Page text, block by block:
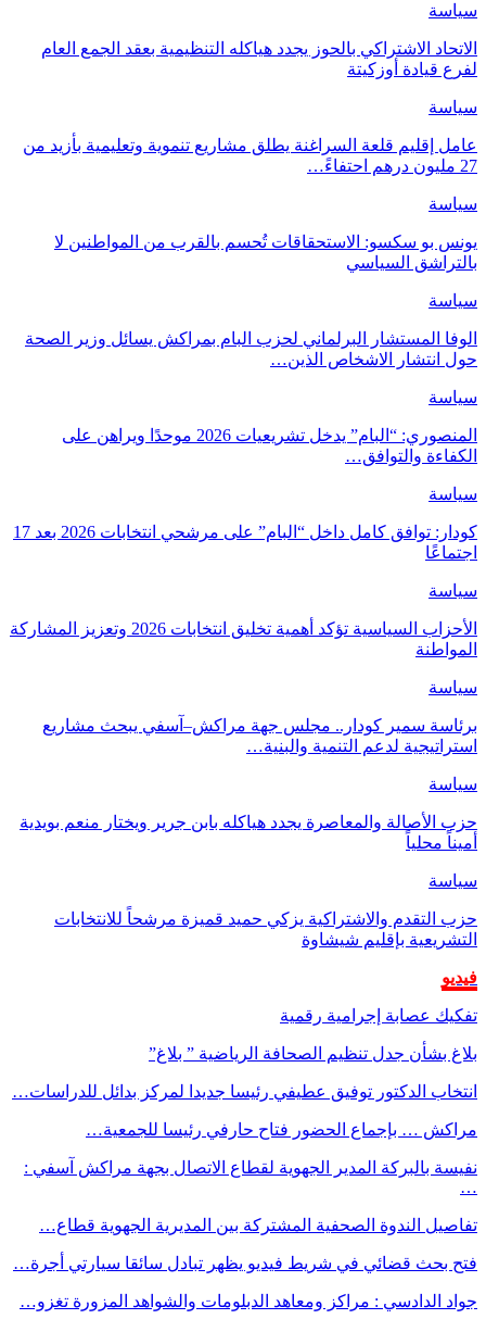
سياسة
الاتحاد الاشتراكي بالحوز يجدد هياكله التنظيمية بعقد الجمع العام
لفرع قيادة أوزكيتة
سياسة
عامل إقليم قلعة السراغنة يطلق مشاريع تنموية وتعليمية بأزيد من
27 مليون درهم احتفاءً…
سياسة
يونس بو سكسو: الاستحقاقات تُحسم بالقرب من المواطنين لا
بالتراشق السياسي
سياسة
الوفا المستشار البرلماني لحزب البام بمراكش يسائل وزير الصحة
حول انتشار الاشخاص الذين…
سياسة
المنصوري: “البام” يدخل تشريعيات 2026 موحدًا ويراهن على
الكفاءة والتوافق…
سياسة
كودار: توافق كامل داخل “البام” على مرشحي انتخابات 2026 بعد 17
اجتماعًا
سياسة
الأحزاب السياسية تؤكد أهمية تخليق انتخابات 2026 وتعزيز المشاركة
المواطنة
سياسة
برئاسة سمير كودار.. مجلس جهة مراكش–آسفي يبحث مشاريع
استراتيجية لدعم التنمية والبنية…
سياسة
حزب الأصالة والمعاصرة يجدد هياكله بابن جرير ويختار منعم بويدية
أميناً محلياً
سياسة
حزب التقدم والاشتراكية يزكي حميد قميزة مرشحاً للانتخابات
التشريعية بإقليم شيشاوة
فيديو
تفكيك عصابة إجرامية رقمية
بلاغ بشأن جدل تنظيم الصحافة الرياضية ” بلاغ”
انتخاب الدكتور توفيق عطيفي رئيسا جديدا لمركز بدائل للدراسات…
مراكش … بإجماع الحضور فتاح حارفي رئيسا للجمعية…
نفيسة بالبركة المدير الجهوية لقطاع الاتصال بجهة مراكش آسفي :
…
تفاصيل الندوة الصحفية المشتركة بين المديرية الجهوية قطاع…
فتح بحث قضائي في شريط فيديو يظهر تبادل سائقا سيارتي أجرة…
جواد الدادسي : مراكز ومعاهد الدبلومات والشواهد المزورة تغزو…